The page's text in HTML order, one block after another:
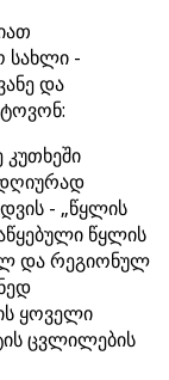
სახლი -
და
კუთხეში
- „წყლის
წყლის
და რეგიონულ
ყოველი
ცვლილების